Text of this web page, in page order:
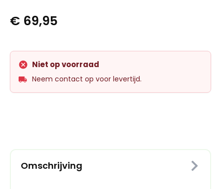
€ 69,95
Niet op voorraad
Neem contact op voor levertijd.
Omschrijving